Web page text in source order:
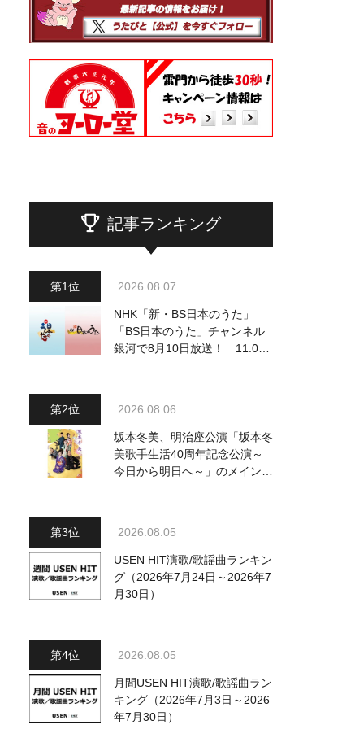
記事ランキング
2026.08.07
NHK「新・BS日本のうた」
「BS日本のうた」チャンネル
銀河で8月10日放送！ 11:00
出演者・曲目情報
2026.08.06
坂本冬美、明治座公演「坂本冬
美歌手生活40周年記念公演～
今日から明日へ～」のメインビ
2026.08.05
USEN HIT演歌/歌謡曲ランキン
グ（2026年7月24日～2026年7
月30日）
2026.08.05
月間USEN HIT演歌/歌謡曲ラン
キング（2026年7月3日～2026
年7月30日）